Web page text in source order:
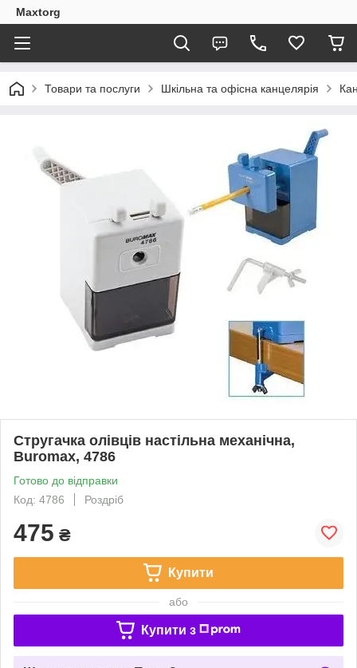
Maxtorg
Товари та послуги Шкільна та офісна канцелярія
Стругачка олівців настільна механічна,
Buromax, 4786
Готово до відправки
Код: 4786
Роздріб
475 ₴
Купити
або
Купити з